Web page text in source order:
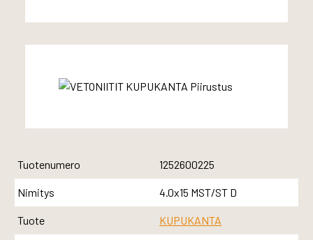
Tuotenumero 1252600225
Nimitys 4.0x15 MST/ST D
Tuote KUPUKANTA